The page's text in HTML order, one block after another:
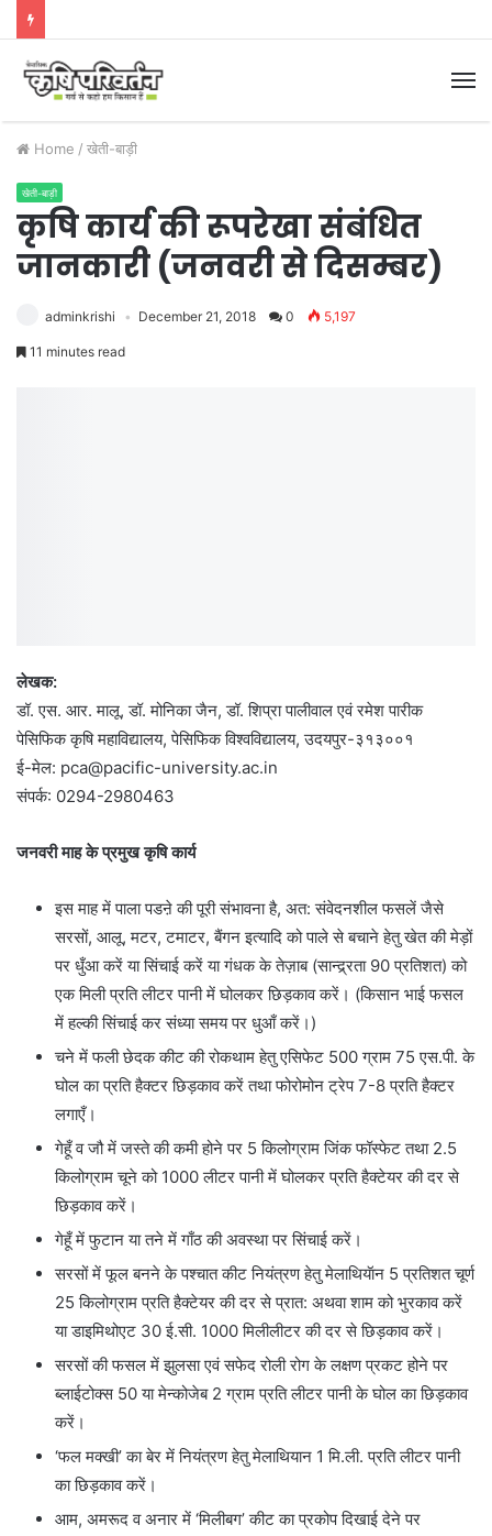
Home / खेती-बाड़ी
खेती-बाड़ी
कृषि कार्य की रूपरेखा संबंधित
जानकारी (जनवरी से दिसम्बर)
adminkrishi December 21, 2018 0 5,197
11 minutes read
लेखक:
डॉ. एस. आर. मालू, डॉ. मोनिका जैन, डॉ. शिप्रा पालीवाल एवं रमेश पारीक
पेसिफिक कृषि महाविद्यालय, पेसिफिक विश्वविद्यालय, उदयपुर-३१३००१
ई-मेल: pca@pacific-university.ac.in
संपर्क: 0294-2980463
जनवरी माह के प्रमुख कृषि कार्य
इस माह में पाला पडऩे की पूरी संभावना है, अत: संवेदनशील फसलें जैसे
सरसों, आलू, मटर, टमाटर, बैंगन इत्यादि को पाले से बचाने हेतु खेत की मेड़ों
पर धुँआ करें या सिंचाई करें या गंधक के तेज़ाब (सान्द्र्रता 90 प्रतिशत) को
एक मिली प्रति लीटर पानी में घोलकर छिड़काव करें। (किसान भाई फसल
में हल्की सिंचाई कर संध्या समय पर धुआँ करें।)
चने में फली छेदक कीट की रोकथाम हेतु एसिफेट 500 ग्राम 75 एस.पी. के
घोल का प्रति हैक्टर छिड़काव करें तथा फोरोमोन ट्रेप 7-8 प्रति हैक्टर
लगाएँ।
गेहूँ व जौ में जस्ते की कमी होने पर 5 किलोग्राम जिंक फॉस्फेट तथा 2.5
किलोग्राम चूने को 1000 लीटर पानी में घोलकर प्रति हैक्टेयर की दर से
छिड़काव करें।
गेहूँ में फुटान या तने में गाँठ की अवस्था पर सिंचाई करें।
सरसों में फूल बनने के पश्चात कीट नियंत्रण हेतु मेलाथियॅान 5 प्रतिशत चूर्ण
25 किलोग्राम प्रति हैक्टेयर की दर से प्रात: अथवा शाम को भुरकाव करें
या डाइमिथोएट 30 ई.सी. 1000 मिलीलीटर की दर से छिड़काव करें।
सरसों की फसल में झुलसा एवं सफेद रोली रोग के लक्षण प्रकट होने पर
ब्लाईटोक्स 50 या मेन्कोजेब 2 ग्राम प्रति लीटर पानी के घोल का छिड़काव
करें।
‘फल मक्खी’ का बेर में नियंत्रण हेतु मेलाथियान 1 मि.ली. प्रति लीटर पानी
का छिड़काव करें।
आम, अमरूद व अनार में ‘मिलीबग’ कीट का प्रकोप दिखाई देने पर